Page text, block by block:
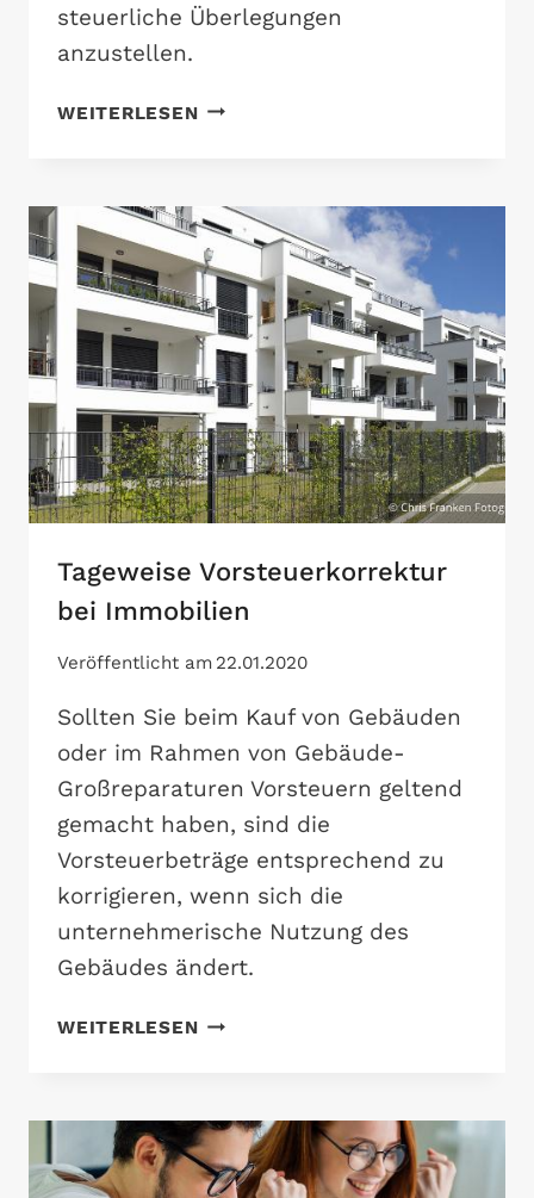
steuerliche Überlegungen
anzustellen.
WEITERLESENRECHTSFORMWAHL
VON
GEWERBEIMMOBILIEN
Tageweise Vorsteuerkorrektur
bei Immobilien
Veröffentlicht am 22.01.2020
Sollten Sie beim Kauf von Gebäuden
oder im Rahmen von Gebäude-
Großreparaturen Vorsteuern geltend
gemacht haben, sind die
Vorsteuerbeträge entsprechend zu
korrigieren, wenn sich die
unternehmerische Nutzung des
Gebäudes ändert.
WEITERLESENTAGEWEISE